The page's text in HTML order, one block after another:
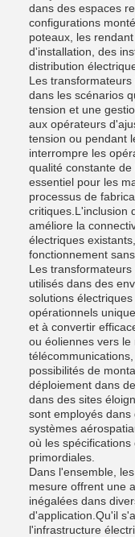
dans des espaces
configurations
poteaux, les
d'installation, des
distribution
Les
dans les scénarios
tension et une
aux opérateurs
tension ou pendant
interrompre les
qualité constante
essentiel pour les
processus de
critiques.L'inclusion
améliore la
électriques
fonctionnement
Les
utilisés dans des
solutions
opérationnels
et à convertir
ou éoliennes vers
possibilités de
déploiement dans
dans des sites
sont employés
systèmes
où les
primordiales.
Dans l'ensemble,
mesure offrent une
inégalées dans
d'application.Qu'il
l'infrastructure